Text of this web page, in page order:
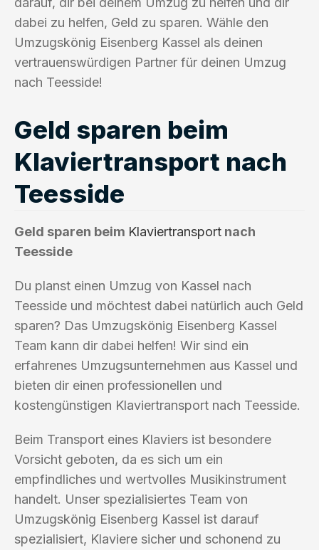
dabei zu helfen, Geld zu sparen. Wähle den
Umzugskönig Eisenberg Kassel als deinen
vertrauenswürdigen Partner für deinen Umzug
nach Teesside!
Geld sparen beim
Klaviertransport nach
Teesside
Geld sparen beim Klaviertransport nach
Teesside
Du planst einen Umzug von Kassel nach
Teesside und möchtest dabei natürlich auch Geld
sparen? Das Umzugskönig Eisenberg Kassel
Team kann dir dabei helfen! Wir sind ein
erfahrenes Umzugsunternehmen aus Kassel und
bieten dir einen professionellen und
kostengünstigen Klaviertransport nach Teesside.
Beim Transport eines Klaviers ist besondere
Vorsicht geboten, da es sich um ein
empfindliches und wertvolles Musikinstrument
handelt. Unser spezialisiertes Team von
Umzugskönig Eisenberg Kassel ist darauf
spezialisiert, Klaviere sicher und schonend zu